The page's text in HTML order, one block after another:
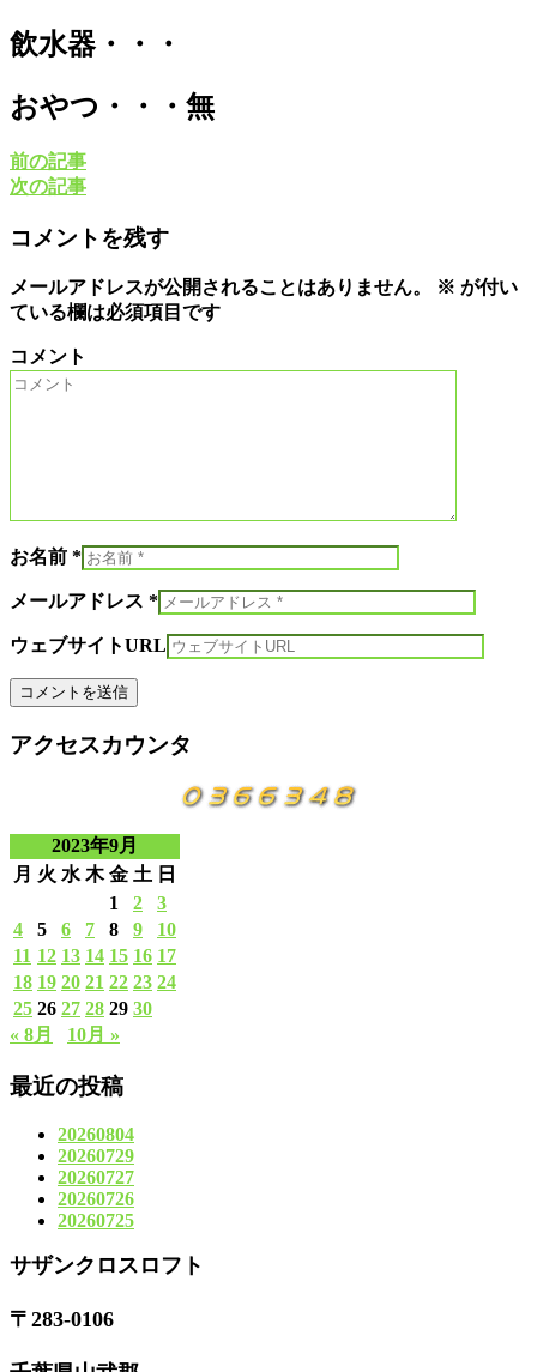
飲水器・・・
おやつ・・・無
前の記事
次の記事
コメントを残す
メールアドレスが公開されることはありません。 ※ が付い
ている欄は必須項目です
コメント
お名前 *
メールアドレス *
ウェブサイトURL
アクセスカウンタ
2023年9月
月 火 水 木 金 土 日
1
2
3
4
5 6 7 8 9
10
11 12 13 14 15 16 17
18 19 20 21 22 23 24
25 26 27 28 29 30
« 8月
10月 »
最近の投稿
20260804
20260729
20260727
20260726
20260725
サザンクロスロフト
〒283-0106